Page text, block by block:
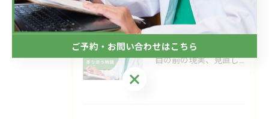
2026/06/24
目の前の現実、見直してみませんか？
ご予約・お問い合わせはこちら
ご予約・お問い合わせはこちら